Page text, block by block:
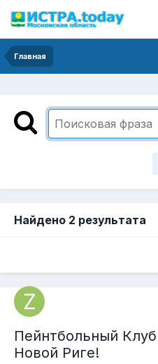
Главная
Найдено 2 результата
Пейнтбольный
Новой Риге!